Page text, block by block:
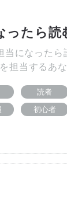
ったら
当になったら
担当するあ
読者
初心者